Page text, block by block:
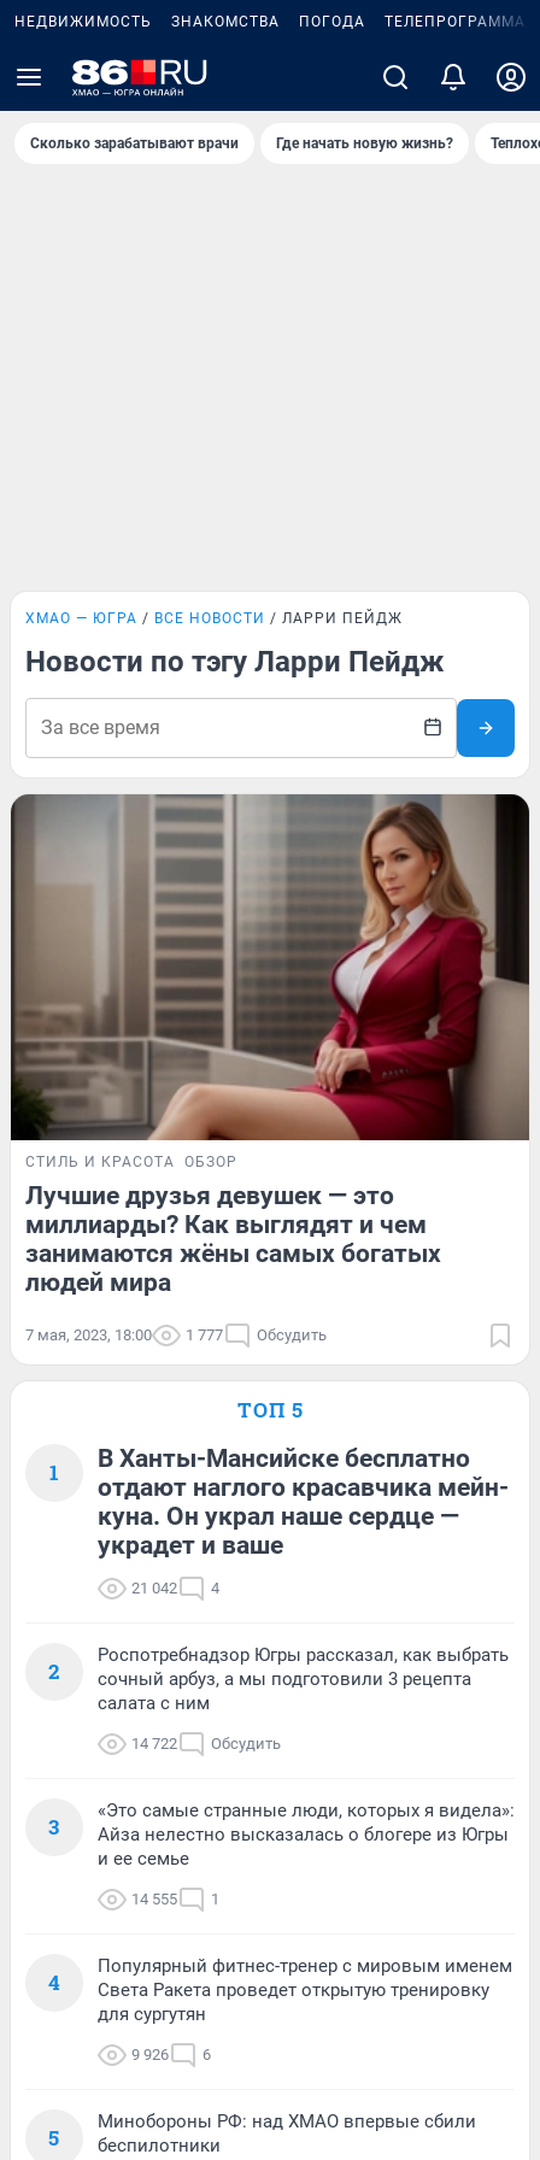
НЕДВИЖИМОСТЬ ЗНАКОМСТВА ПОГОДА ТЕЛЕПРОГРАММА
Сколько зарабатывают врачи Где начать новую жизнь?
ХМАО — ЮГРА ВСЕ НОВОСТИ ЛАРРИ ПЕЙДЖ
Новости по тэгу Ларри Пейдж
СТИЛЬ И КРАСОТА ОБЗОР
Лучшие друзья девушек — это
миллиарды? Как выглядят и чем
занимаются жёны самых богатых
людей мира
7 мая, 2023, 18:00 1 777 Обсудить
ТОП 5
1
В Ханты-Мансийске бесплатно
отдают наглого красавчика мейн-
куна. Он украл наше сердце —
украдет и ваше
21 042 4
2
Роспотребнадзор Югры рассказал, как выбрать
сочный арбуз, а мы подготовили 3 рецепта
салата с ним
14 722 Обсудить
3
«Это самые странные люди, которых я видела»:
Айза нелестно высказалась о блогере из Югры
и ее семье
14 555 1
4
Популярный фитнес-тренер с мировым именем
Света Ракета проведет открытую тренировку
для сургутян
9 926 6
5
Минобороны РФ: над ХМАО впервые сбили
беспилотники